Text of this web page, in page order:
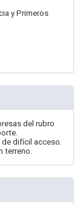
y Primeros
del rubro
difícil acceso.
terreno.